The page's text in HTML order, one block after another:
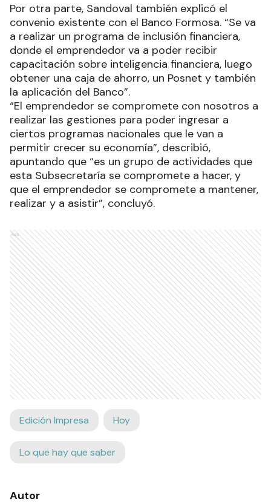
Por otra parte, Sandoval también explicó el
convenio existente con el Banco Formosa. “Se va
a realizar un programa de inclusión financiera,
donde el emprendedor va a poder recibir
capacitación sobre inteligencia financiera, luego
obtener una caja de ahorro, un Posnet y también
la aplicación del Banco”.
“El emprendedor se compromete con nosotros a
realizar las gestiones para poder ingresar a
ciertos programas nacionales que le van a
permitir crecer su economía”, describió,
apuntando que “es un grupo de actividades que
esta Subsecretaría se compromete a hacer, y
que el emprendedor se compromete a mantener,
realizar y a asistir”, concluyó.
Ads
Edición Impresa Hoy
Lo que hay que saber
Autor